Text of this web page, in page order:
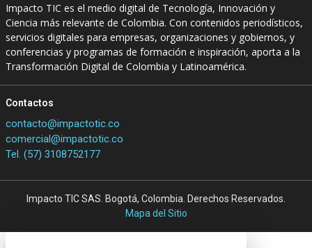
Impacto TIC es el medio digital de Tecnología, Innovación y
Ciencia más relevante de Colombia. Con contenidos periodísticos,
servicios digitales para empresas, organizaciones y gobiernos, y
conferencias y programas de formación e inspiración, aporta a la
Transformación Digital de Colombia y Latinoamérica.
Contactos
contacto@impactotic.co
comercial@impactotic.co
Tel. (57) 3108752177
Impacto TIC SAS. Bogotá, Colombia. Derechos Reservados.
Mapa del Sitio